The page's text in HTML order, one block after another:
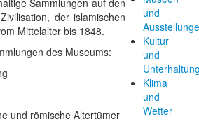
Sammlungen auf den
der islamischen
Mittelalter bis 1848.
des Museums:
und römische Altertümer
und
Kultur
und
Klima
und
Wetter